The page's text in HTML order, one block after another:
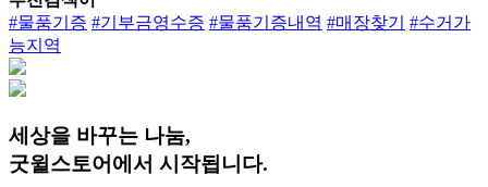
#물품기증 #기부금영수증 #물품기증내역 #매장찾기
#수거가
능지역
세상을 바꾸는 나눔,
굿윌스토어에서 시작됩니다.